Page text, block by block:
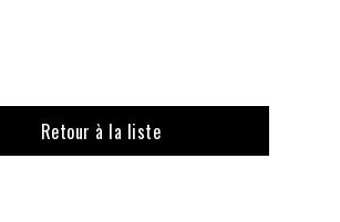
Retour à la liste